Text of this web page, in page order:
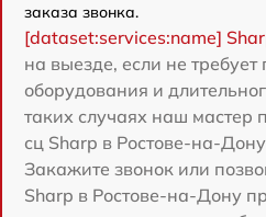
заказа звонка.
[dataset:services:name]
на выезде, если не требует
оборудования и
таких случаях наш мастер
сц Sharp в Ростове-на-
Закажите звонок или
Sharp в Ростове-на-Дону